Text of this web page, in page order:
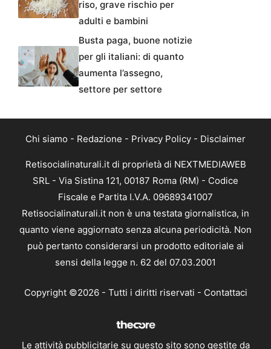
riso, grave rischio per
adulti e bambini
Busta paga, buone notizie
per gli italiani: di quanto
aumenta l’assegno,
settore per settore
Chi siamo - Redazione - Privacy Policy - Disclaimer
Retisocialinaturali.it di proprietà di NEXTMEDIAWEB
SRL - Via Sistina 121, 00187 Roma (RM) - Codice
Fiscale e Partita I.V.A. 09689341007
Retisocialinaturali.it non è una testata giornalistica, in
quanto viene aggiornato senza alcuna periodicità. Non
può pertanto considerarsi un prodotto editoriale ai
sensi della legge n. 62 del 07.03.2001
Copyright ©2026 - Tutti i diritti riservati - Contattaci
Le attività pubblicitarie su questo sito sono gestite da